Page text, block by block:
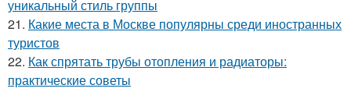
уникальный стиль группы
21. Какие места в Москве популярны среди иностранных
туристов
22. Как спрятать трубы отопления и радиаторы:
практические советы